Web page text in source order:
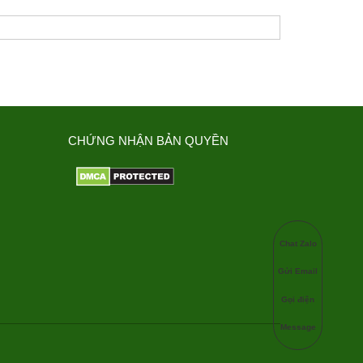
CHỨNG NHẬN BẢN QUYỀN
Chat Zalo
Gửi Email
Gọi điện
Message